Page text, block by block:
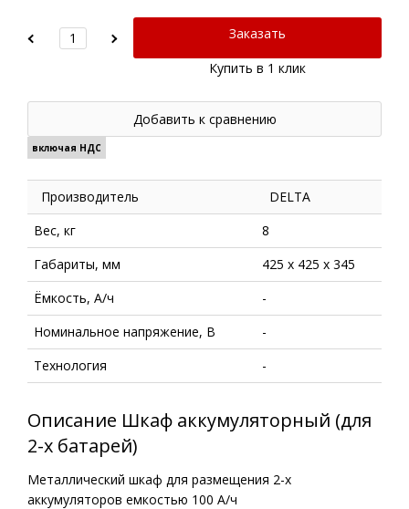
Заказать
Купить в 1 клик
Добавить к сравнению
включая НДС
Производитель
DELTA
Вес, кг
8
Габариты, мм
425 х 425 х 345
Ёмкость, А/ч
-
Номинальное напряжение, В
-
Технология
-
Описание Шкаф аккумуляторный (для
2-х батарей)
Металлический шкаф для размещения 2-х
аккумуляторов емкостью 100 А/ч